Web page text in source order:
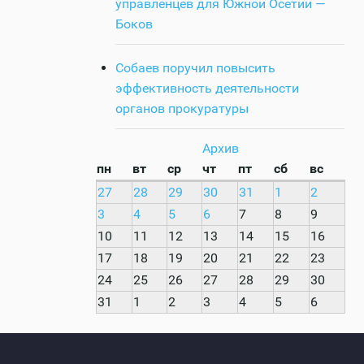
управленцев для Южной Осетии —
Боков
Собаев поручил повысить
эффективность деятельности
органов прокуратуры
Архив
пн
вт ср чт пт сб
вс
27
28 29 30 31 1
2
3
4 5 6 7 8
9
10
11 12 13 14 15
16
17
18 19 20 21 22
23
24
25 26 27 28 29
30
31
1 2 3 4 5 6